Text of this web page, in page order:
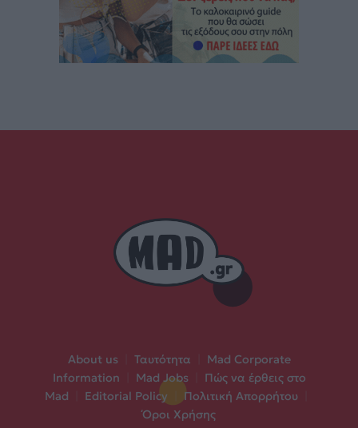
About us Ταυτότητα
Mad Corporate
Information
Mad Jobs
Πώς να έρθεις στο
Mad
Editorial Policy Πολιτική Απορρήτου
Όροι Χρήσης